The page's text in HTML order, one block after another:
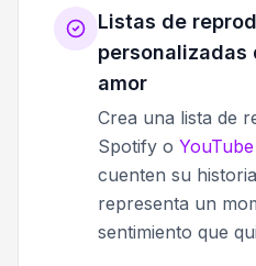
Listas de
personalizadas
amor
Crea una lista de
Spotify o YouTube
cuenten su
representa un
sentimiento que